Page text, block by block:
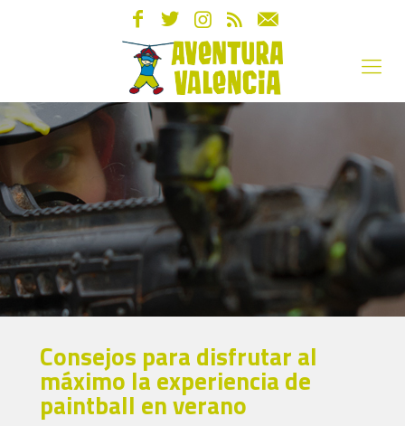
Consejos para disfrutar al
máximo la experiencia de
paintball en verano